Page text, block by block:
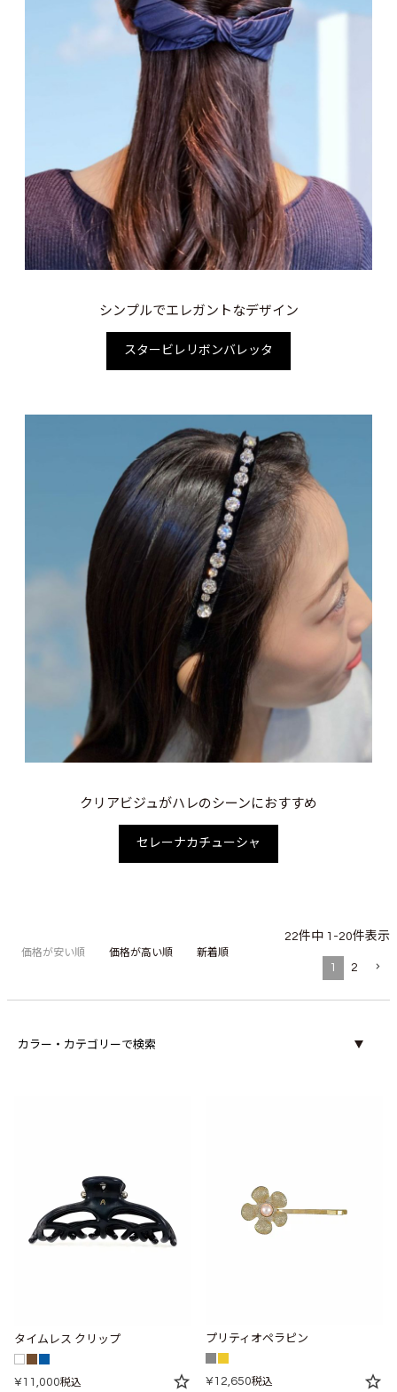
シンプルでエレガントなデザイン
スタービレリボンバレッタ
クリアビジュがハレのシーンにおすすめ
セレーナカチューシャ
価格が安い順 価格が高い順 新着順
22件中 1 -20件表示
1 2
カラー・カテゴリーで検索
タイムレス クリップ
¥11,000税込
プリティオペラピン
¥12,650税込